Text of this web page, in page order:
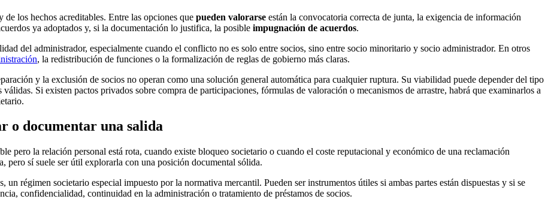
los hechos acreditables. Entre las opciones que pueden valorarse están la convocatoria correcta de junta, la exigencia de información
ya adoptados y, si la documentación lo justifica, la posible impugnación de acuerdos.
del administrador, especialmente cuando el conflicto no es solo entre socios, sino entre socio minoritario y socio administrador. En otros
, la redistribución de funciones o la formalización de reglas de gobierno más claras.
y la exclusión de socios no operan como una solución general automática para cualquier ruptura. Su viabilidad puede depender del tipo
Si existen pactos privados sobre compra de participaciones, fórmulas de valoración o mecanismos de arrastre, habrá que examinarlos a
o documentar una salida
pero la relación personal está rota, cuando existe bloqueo societario o cuando el coste reputacional y económico de una reclamación
pero sí suele ser útil explorarla con una posición documental sólida.
un régimen societario especial impuesto por la normativa mercantil. Pueden ser instrumentos útiles si ambas partes están dispuestas y si se
confidencialidad, continuidad en la administración o tratamiento de préstamos de socios.